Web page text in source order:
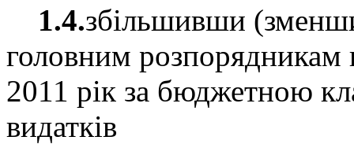
1.4.збільшивши
головним розпорядникам
2011 рік за бюджетною
видатків